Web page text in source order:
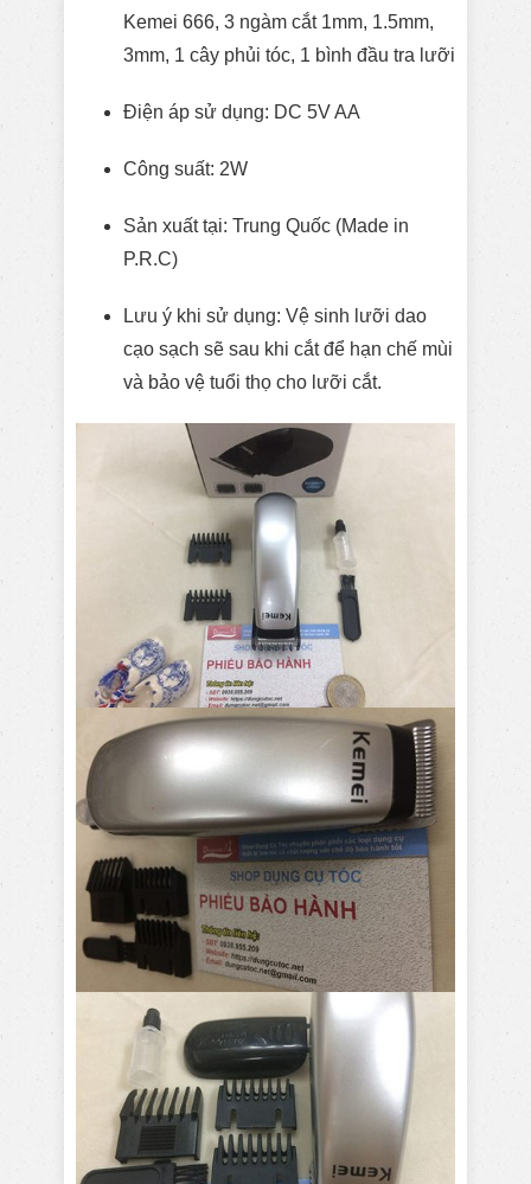
Kemei 666, 3 ngàm cắt 1mm, 1.5mm,
3mm, 1 cây phủi tóc, 1 bình đầu tra lưỡi
Điện áp sử dụng: DC 5V AA
Công suất: 2W
Sản xuất tại: Trung Quốc (Made in
P.R.C)
Lưu ý khi sử dụng: Vệ sinh lưỡi dao
cạo sạch sẽ sau khi cắt để hạn chế mùi
và bảo vệ tuổi thọ cho lưỡi cắt.